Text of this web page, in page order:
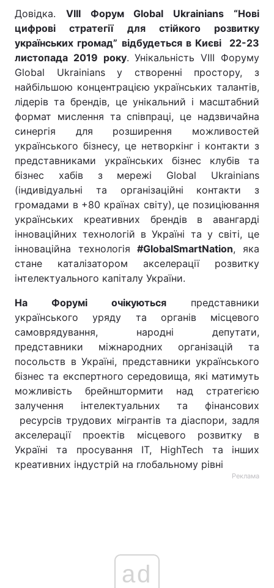
Довідка. VIII Форум Global Ukrainians “Нові
цифрові стратегії для стійкого розвитку
українських громад” відбудеться в Києві 22-23
листопада 2019 року. Унікальність VIII Форуму
Global Ukrainians у створенні простору, з
найбільшою концентрацією українських талантів,
лідерів та брендів, це унікальний і масштабний
формат мислення та співпраці, це надзвичайна
синергія для розширення можливостей
українського бізнесу, це нетворкінг і контакти з
представниками українських бізнес клубів та
бізнес хабів з мережі Global Ukrainians
(індивідуальні та організаційні контакти з
громадами в +80 країнах світу), це позиціювання
українських креативних брендів в авангарді
інноваційних технологій в Україні та у світі, це
інноваційна технологія#GlobalSmartNation, яка
стане каталізатором акселерації розвитку
інтелектуального капіталу України.
На Форумі очікуються представники
українського уряду та органів місцевого
самоврядування, народні депутати,
представники міжнародних організацій та
посольств в Україні, представники українського
бізнес та експертного середовища, які матимуть
можливість брейнштормити над стратегією
залучення інтелектуальних та фінансових
ресурсів трудових мігрантів та діаспори, задля
акселерації проектів місцевого розвитку в
Україні та просування IT, HighTech та інших
креативних індустрій на глобальному рівні
Реклама
ad